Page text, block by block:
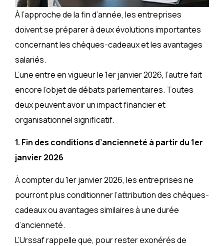
À l’approche de la fin d’année, les entreprises
doivent se préparer à deux évolutions importantes
concernant les chèques-cadeaux et les avantages
salariés.
L’une entre en vigueur le 1er janvier 2026, l’autre fait
encore l’objet de débats parlementaires. Toutes
deux peuvent avoir un impact financier et
organisationnel significatif.
1. Fin des conditions d’ancienneté à partir du 1er
janvier 2026
À compter du 1er janvier 2026, les entreprises ne
pourront plus conditionner l’attribution des chèques-
cadeaux ou avantages similaires à une durée
d’ancienneté.
L’Urssaf rappelle que, pour rester exonérés de